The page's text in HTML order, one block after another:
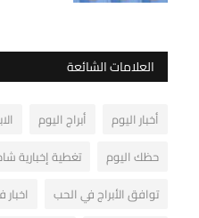
العلامات الشائعة
أخبار اليوم أبراج اليوم
حظك اليوم
تغطية إخبارية
توافق الأبراج في الحب